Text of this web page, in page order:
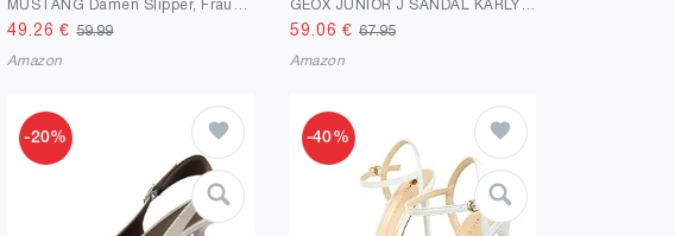
49.26 €59.99
Amazon
59.06 € 67.95
Amazon
-20% -40%